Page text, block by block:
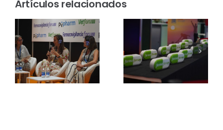
Artículos relacionados
Premios
Farmaforum
2026
mantienen
abierto su
periodo de
de
APIsforum
2026: “Sin
local de